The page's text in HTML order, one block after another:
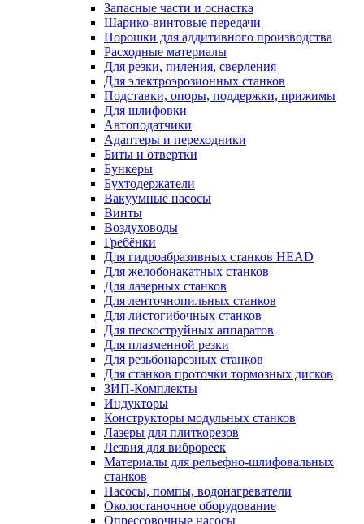
Запасные части и оснастка
Шарико-винтовые передачи
Порошки для аддитивного производства
Расходные материалы
Для резки, пиления, сверления
Для электроэрозионных станков
Подставки, опоры, поддержки, прижимы
Для шлифовки
Автоподатчики
Адаптеры и переходники
Биты и отвертки
Бункеры
Бухтодержатели
Вакуумные насосы
Винты
Воздуховоды
Гребёнки
Для гидроабразивных станков HEAD
Для желобонакатных станков
Для лазерных станков
Для ленточнопильных станков
Для листогибочных станков
Для пескоструйных аппаратов
Для плазменной резки
Для резьбонарезных станков
Для станков проточки тормозных дисков
ЗИП-Комплекты
Индукторы
Конструкторы модульных станков
Лазеры для плиткорезов
Лезвия для виброреек
Материалы для рельефно-шлифовальных
станков
Насосы, помпы, водонагреватели
Околостаночное оборудование
Опрессовочные насосы